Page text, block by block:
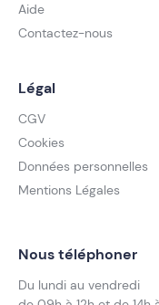
Aide
Contactez-nous
Légal
CGV
Cookies
Données personnelles
Mentions Légales
Nous téléphoner
Du lundi au vendredi